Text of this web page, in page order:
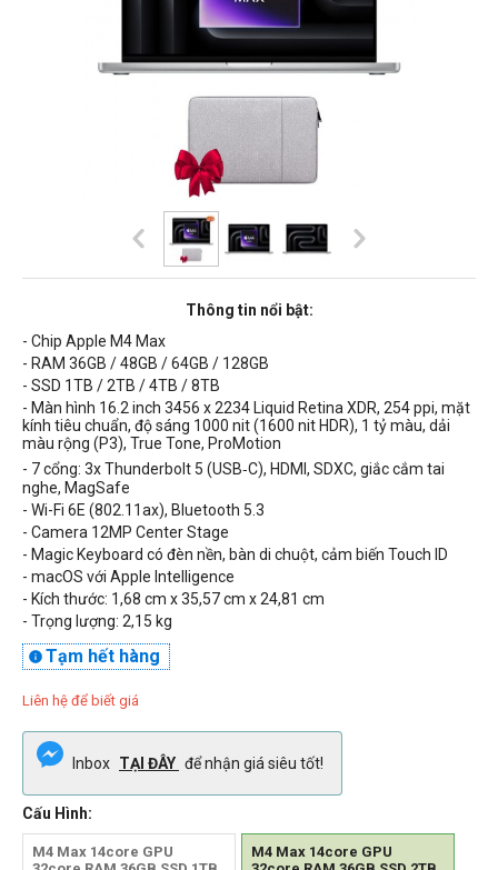
Thông tin nổi bật:
- Chip Apple M4 Max
- RAM 36GB / 48GB / 64GB / 128GB
- SSD 1TB / 2TB / 4TB / 8TB
- Màn hình 16.2 inch 3456 x 2234 Liquid Retina XDR, 254 ppi, mặt
kính tiêu chuẩn, độ sáng 1000 nit (1600 nit HDR), 1 tỷ màu, dải
màu rộng (P3), True Tone, ProMotion
- 7 cổng: 3x Thunderbolt 5 (USB‑C), HDMI, SDXC, giắc cắm tai
nghe, MagSafe
- Wi-Fi 6E (802.11ax), Bluetooth 5.3
- Camera 12MP Center Stage
- Magic Keyboard có đèn nền, bàn di chuột, cảm biến Touch ID
- macOS với Apple Intelligence
- Kích thước: 1,68 cm x 35,57 cm x 24,81 cm
- Trọng lượng: 2,15 kg
Tạm hết hàng

Liên hệ để biết giá
Inbox TẠI ĐÂY để nhận giá siêu tốt!
Cấu Hình:
M4 Max 14core GPU
M4 Max 14core GPU